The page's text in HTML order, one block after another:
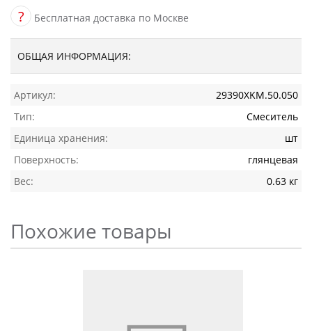
? Бесплатная доставка по Москве
ОБЩАЯ ИНФОРМАЦИЯ:
Артикул:
29390XKM.50.050
Тип:
Смеситель
Единица хранения:
шт
Поверхность:
глянцевая
Вес:
0.63 кг
Похожие товары